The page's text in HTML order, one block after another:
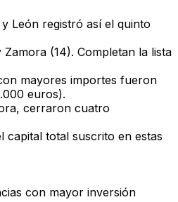
y León registró así el quinto
Zamora (14). Completan la lista
mayores importes fueron
euros).
, cerraron cuatro
capital total suscrito en estas
con mayor inversión